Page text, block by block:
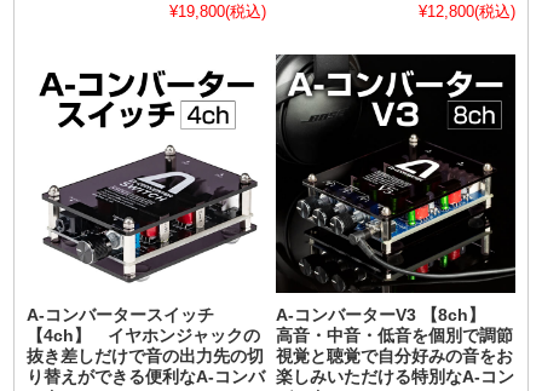
¥19,800(税込)
¥12,800(税込)
A-コンバータースイッチ
【4ch】 イヤホンジャックの
抜き差しだけで音の出力先の切
り替えができる便利なA-コンバ
A-コンバーターV3 【8ch】
高音・中音・低音を個別で調節
視覚と聴覚で自分好みの音をお
楽しみいただける特別なA-コン